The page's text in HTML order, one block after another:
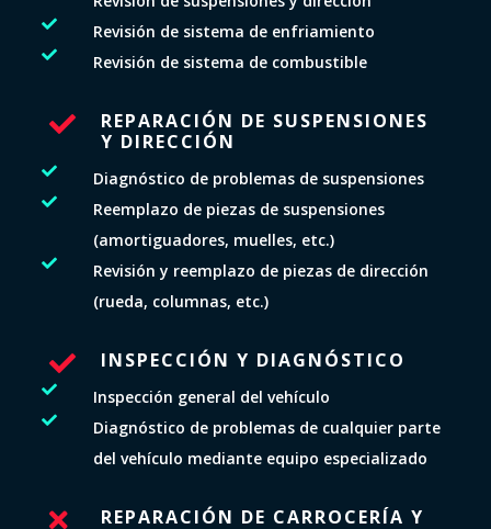
 Revisión de sistema de enfriamiento
 Revisión de sistema de combustible

REPARACIÓN DE SUSPENSIONES
Y DIRECCIÓN
 Diagnóstico de problemas de suspensiones

Reemplazo de piezas de suspensiones
(amortiguadores, muelles, etc.)

Revisión y reemplazo de piezas de dirección
(rueda, columnas, etc.)
 INSPECCIÓN Y DIAGNÓSTICO
 Inspección general del vehículo

Diagnóstico de problemas de cualquier parte
del vehículo mediante equipo especializado

REPARACIÓN DE CARROCERÍA Y